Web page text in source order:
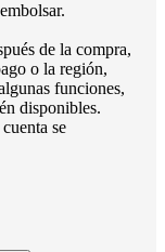
de la compra,
o la región,
funciones,
disponibles.
se